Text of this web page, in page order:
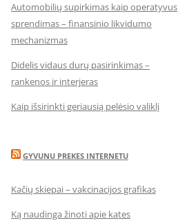
Automobilių supirkimas kaip operatyvus
sprendimas – finansinio likvidumo
mechanizmas
Didelis vidaus durų pasirinkimas –
rankenos ir interjeras
Kaip išsirinkti geriausią pelėsio valiklį
GYVUNU PREKES INTERNETU
Kačių skiepai – vakcinacijos grafikas
Ką naudinga žinoti apie kates